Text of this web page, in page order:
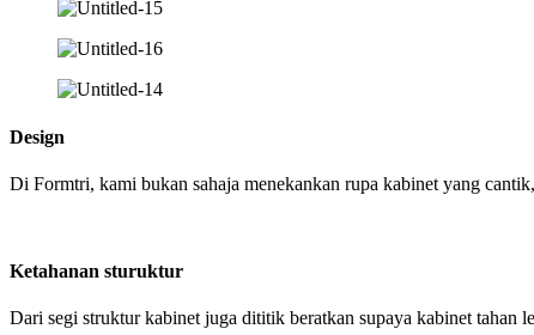
Design
Di Formtri, kami bukan sahaja menekankan rupa kabinet yang
Ketahanan sturuktur
Dari segi struktur kabinet juga dititik beratkan supaya kabinet tahan